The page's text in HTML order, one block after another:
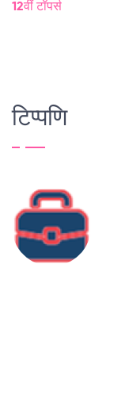
12वीं टॉपर्स
टिप्पणि